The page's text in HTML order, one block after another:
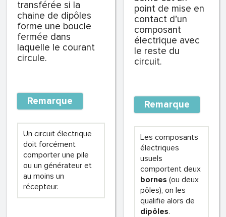
transférée si la
chaine de dipôles
forme une boucle
fermée dans
laquelle le courant
circule.
Remarque
Un circuit électrique
doit forcément
comporter une pile
ou un générateur et
au moins un
récepteur.
point de mise en
contact d’un
composant
électrique avec
le reste du
circuit.
Remarque
Les composants
électriques
usuels
comportent deux
bornes (ou deux
pôles), on les
qualifie alors de
dipôles.